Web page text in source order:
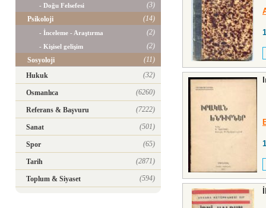
- Doğu Felsefesi
(3)
Psikoloji
(14)
- İnceleme - Araştırma (2)
- Kişisel gelişim
(2)
Sosyoloji
(11)
Hukuk
(32)
Osmanlıca (6260)
Referans & Başvuru (7222)
Sanat (501)
Spor (65)
Tarih (2871)
Toplum & Siyaset (594)